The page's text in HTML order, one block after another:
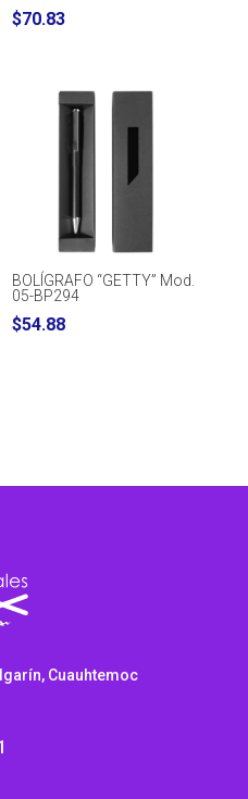
$70.83
BOLÍGRAFO “GETTY” Mod.
05-BP294
$54.88
Cuauhtemoc